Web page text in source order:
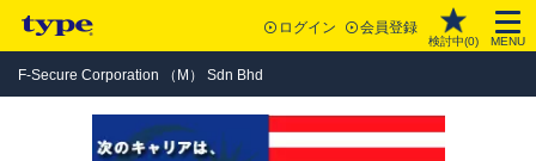
ログイン 会員登録
検討中(0) MENU
F-Secure Corporation （M） Sdn Bhd